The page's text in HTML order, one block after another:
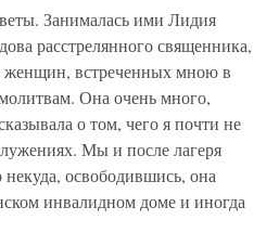
Занималась ими Лидия
расстрелянного священника,
женщин, встреченных мною в
Она очень много,
о том, чего я почти не
Мы и после лагеря
освободившись, она
инвалидном доме и иногда